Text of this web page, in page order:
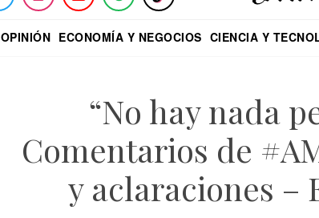
OPINIÓN ECONOMÍA Y NEGOCIOS CIENCIA Y
“No hay nada
Comentarios de
y aclaraciones –